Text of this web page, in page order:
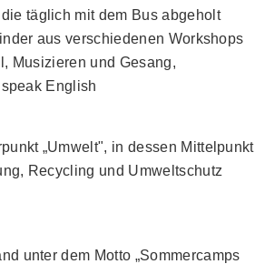
täglich mit dem Bus abgeholt
aus verschiedenen Workshops
Musizieren und Gesang,
English
„Umwelt", in dessen Mittelpunkt
Recycling und Umweltschutz
unter dem Motto „Sommercamps